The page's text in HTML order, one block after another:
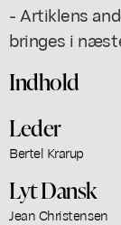
- Artiklens
bringes i
Indhold
Leder
Bertel Krarup
Lyt Dansk
Jean Christensen